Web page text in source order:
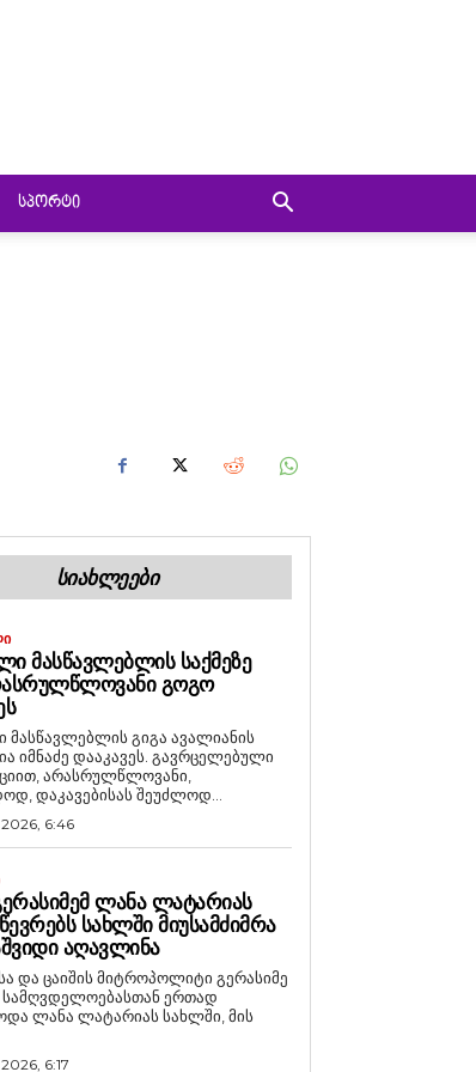
ᲡᲞᲝᲠᲢᲘ
ᲡᲘᲐᲮᲚᲔᲔᲑᲘ
ᲛᲐᲡᲬᲐᲕᲚᲔᲑᲚᲘᲡ ᲡᲐᲥᲛᲔᲖᲔ
ᲒᲝᲒᲝ
გიგა ავალიანის
იმნაძე დააკავეს. გავრცელებული
არასრულწლოვანი,
დაკავებისას შეუძლოდ...
6:46
ᲚᲐᲜᲐ ᲚᲐᲢᲐᲠᲘᲐᲡ
ᲡᲐᲮᲚᲨᲘ ᲛᲘᲣᲡᲐᲛᲫᲘᲛᲠᲐ
ᲐᲦᲐᲕᲚᲘᲜᲐ
და ცაიშის მიტროპოლიტი გერასიმე
სამღვდელოებასთან ერთად
ლანა ლატარიას სახლში, მის
6:17